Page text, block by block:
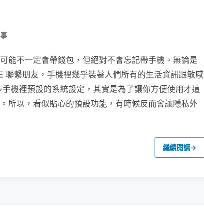
能不一定會帶錢包，但絕對不會忘記帶手機。無論是
聯繫朋友，手機裡幾乎裝著人們所有的生活資訊跟敏感
機裡預設的系統設定，其實是為了讓你方便使用才這
所以，看似貼心的預設功能，有時候反而會讓隱私外
繼續閱讀→